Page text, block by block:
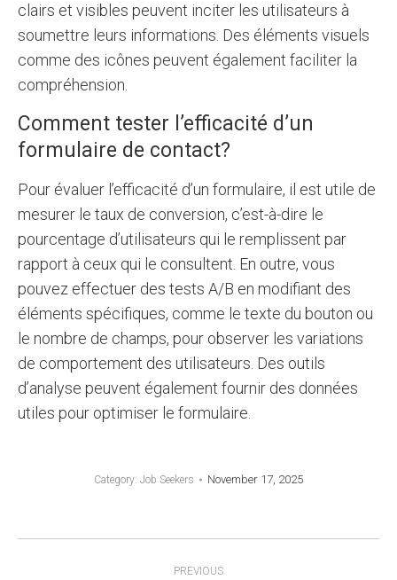
clairs et visibles peuvent inciter les utilisateurs à
soumettre leurs informations. Des éléments visuels
comme des icônes peuvent également faciliter la
compréhension.
Comment tester l’efficacité d’un
formulaire de contact?
Pour évaluer l’efficacité d’un formulaire, il est utile de
mesurer le taux de conversion, c’est-à-dire le
pourcentage d’utilisateurs qui le remplissent par
rapport à ceux qui le consultent. En outre, vous
pouvez effectuer des tests A/B en modifiant des
éléments spécifiques, comme le texte du bouton ou
le nombre de champs, pour observer les variations
de comportement des utilisateurs. Des outils
d’analyse peuvent également fournir des données
utiles pour optimiser le formulaire.
Category: Job Seekers November 17, 2025
PREVIOUS